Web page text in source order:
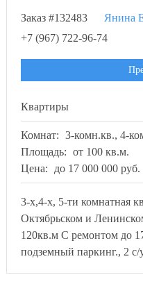
Заказ #132483
Янина
+7 (967) 722-96-74
Квартиры
Комнат: 3-комн.кв., 4-
Площадь: от 100 кв.м.
Цена:
до 17 000 000 руб.
3-х,4-х, 5-ти комнатная
Октябрьском и
120кв.м С ремонтом до
подземный паркинг., 2 с/